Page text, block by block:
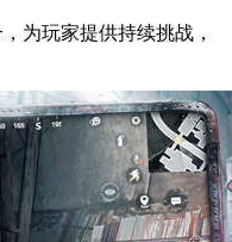
为玩家提供持续挑战，